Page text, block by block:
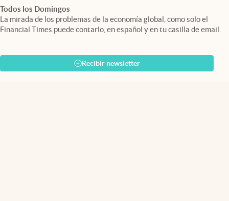
Todos los Domingos
La mirada de los problemas de la economía global, como solo el
Financial Times puede contarlo, en español y en tu casilla de email.
Recibir newsletter